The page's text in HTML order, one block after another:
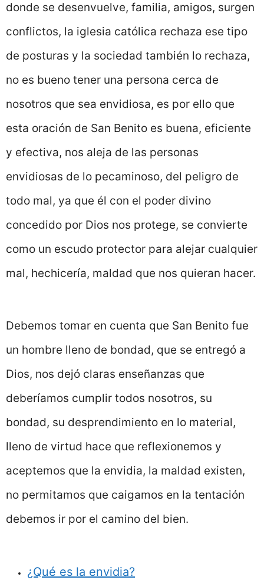
donde se desenvuelve, familia, amigos, surgen
conflictos, la iglesia católica rechaza ese tipo
de posturas y la sociedad también lo rechaza,
no es bueno tener una persona cerca de
nosotros que sea envidiosa, es por ello que
esta oración de San Benito es buena, eficiente
y efectiva, nos aleja de las personas
envidiosas de lo pecaminoso, del peligro de
todo mal, ya que él con el poder divino
concedido por Dios nos protege, se convierte
como un escudo protector para alejar cualquier
mal, hechicería, maldad que nos quieran hacer.
Debemos tomar en cuenta que San Benito fue
un hombre lleno de bondad, que se entregó a
Dios, nos dejó claras enseñanzas que
deberíamos cumplir todos nosotros, su
bondad, su desprendimiento en lo material,
lleno de virtud hace que reflexionemos y
aceptemos que la envidia, la maldad existen,
no permitamos que caigamos en la tentación
debemos ir por el camino del bien.
¿Qué es la envidia?